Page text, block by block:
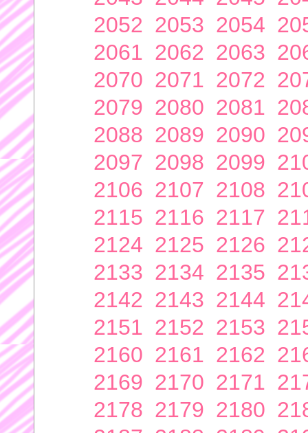
2052 2053 2054
2061 2062 2063
2070 2071 2072
2079 2080 2081
2088 2089 2090
2097 2098 2099
2106 2107 2108
2115 2116 2117
2124 2125 2126
2133 2134 2135
2142 2143 2144
2151 2152 2153
2160 2161 2162
2169 2170 2171
2178 2179 2180